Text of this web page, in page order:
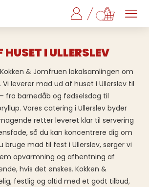
I ULLERSLEV
& Jomfruen lokalsamlingen om
leverer mad ud af huset i Ullerslev til
fra barnedåb og fødselsdag til
Vores catering i Ullerslev byder
retter leveret klar til servering
så du kan koncentrere dig om
bruge mad til fest i Ullerslev, sørger vi
opvarmning og afhentning af
hvis det ønskes. Kokken &
festlig og altid med et godt tilbud,